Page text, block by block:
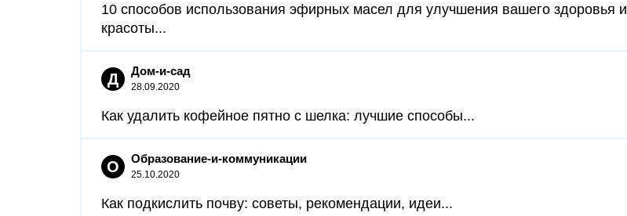
10 способов использования эфирных масел для улучшения вашего здоровья и
красоты...
Д Дом-и-сад
28.09.2020
Как удалить кофейное пятно с шелка: лучшие способы...
О Образование-и-коммуникации
25.10.2020
Как подкислить почву: советы, рекомендации, идеи...